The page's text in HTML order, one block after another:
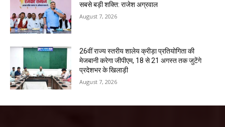
सबसे बड़ी शक्ति: राजेश अग्रवाल
August 7, 2026
26वीं राज्य स्तरीय शालेय क्रीड़ा प्रतियोगिता की
मेजबानी करेगा जीपीएम, 18 से 21 अगस्त तक जुटेंगे
प्रदेशभर के खिलाड़ी
August 7, 2026